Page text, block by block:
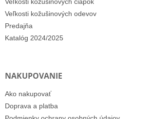
Veľkosti kožušinových čiapok
Veľkosti kožušinových odevov
Predajňa
Katalóg 2024/2025
NAKUPOVANIE
Ako nakupovať
Doprava a platba